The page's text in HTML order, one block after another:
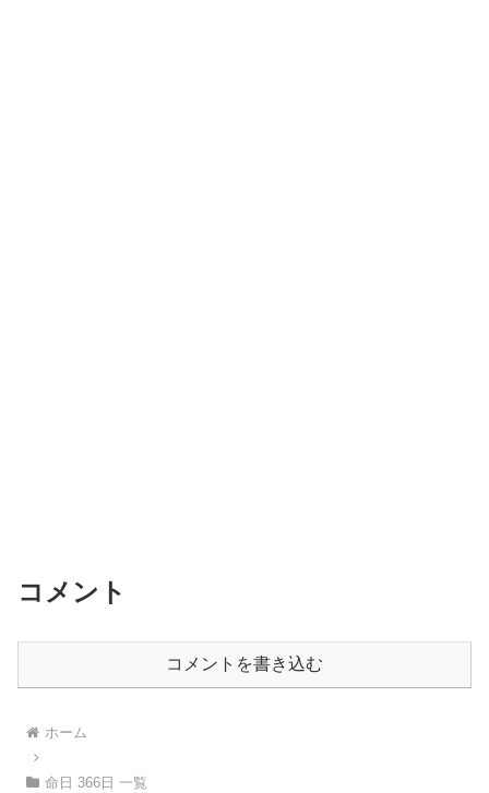
コメント
コメントを書き込む
ホーム
命日 366日 一覧